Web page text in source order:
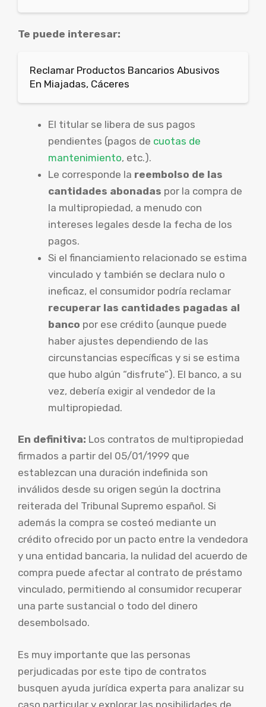
Te puede interesar:
Reclamar Productos Bancarios Abusivos
En Miajadas, Cáceres
El titular se libera de sus pagos
pendientes (pagos de cuotas de
mantenimiento, etc.).
Le corresponde la reembolso de las
cantidades abonadas por la compra de
la multipropiedad, a menudo con
intereses legales desde la fecha de los
pagos.
Si el financiamiento relacionado se estima
vinculado y también se declara nulo o
ineficaz, el consumidor podría reclamar
recuperar las cantidades pagadas al
banco por ese crédito (aunque puede
haber ajustes dependiendo de las
circunstancias específicas y si se estima
que hubo algún “disfrute”). El banco, a su
vez, debería exigir al vendedor de la
multipropiedad.
En definitiva: Los contratos de multipropiedad
firmados a partir del 05/01/1999 que
establezcan una duración indefinida son
inválidos desde su origen según la doctrina
reiterada del Tribunal Supremo español. Si
además la compra se costeó mediante un
crédito ofrecido por un pacto entre la vendedora
y una entidad bancaria, la nulidad del acuerdo de
compra puede afectar al contrato de préstamo
vinculado, permitiendo al consumidor recuperar
una parte sustancial o todo del dinero
desembolsado.
Es muy importante que las personas
perjudicadas por este tipo de contratos
busquen ayuda jurídica experta para analizar su
caso particular y explorar las posibilidades de